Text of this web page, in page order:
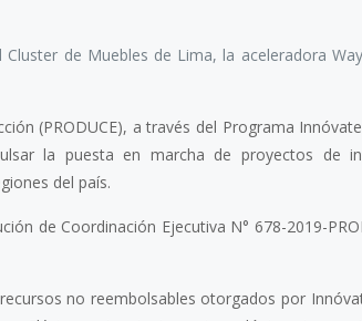
Cluster de Muebles de Lima, la aceleradora
(PRODUCE), a través del Programa
la puesta en marcha de proyectos de
del país.
de Coordinación Ejecutiva N° 678-2019-
no reembolsables otorgados por